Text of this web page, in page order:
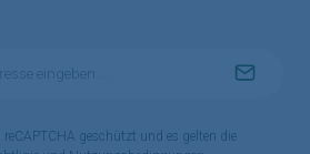
reCAPTCHA geschützt und es gelten die